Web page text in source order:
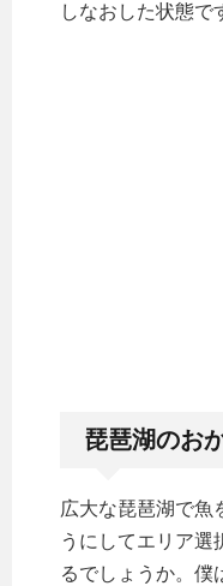
しなおした状態で
琵琶湖のお
広大な琵琶湖で魚
うにしてエリア選
るでしょうか。僕